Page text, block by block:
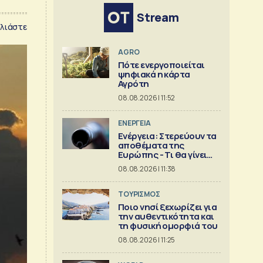
Stream
AGRO
Πότε ενεργοποιείται
ψηφιακά η κάρτα
Αγρότη
08.08.2026 | 11:52
ΕΝΕΡΓΕΙΑ
Ενέργεια: Στερεύουν τα
αποθέματα της
Ευρώπης - Τι θα γίνει
τον χειμώνα
08.08.2026 | 11:38
ΤΟΥΡΙΣΜΟΣ
Ποιο νησί ξεχωρίζει για
την αυθεντικότητα και
τη φυσική ομορφιά του
08.08.2026 | 11:25